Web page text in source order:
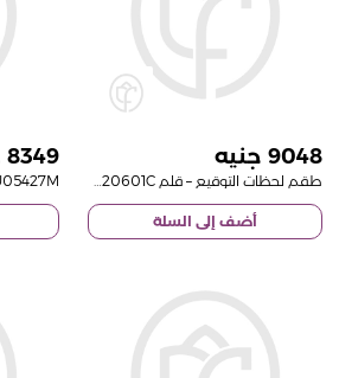
9048
طقم لحظات التوقيع – قلم NSS220601C مع فازة 15 وردة حمراء
أضف إلى السلة
8349